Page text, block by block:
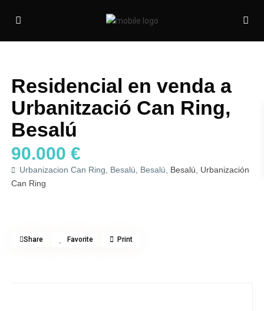
Residencial en venda a
Urbanització Can Ring,
Besalú
90.000 €
Urbanizacion Can Ring, Besalú, Besalú, Besalú
Urbanización
Can Ring
Share Favorite Print